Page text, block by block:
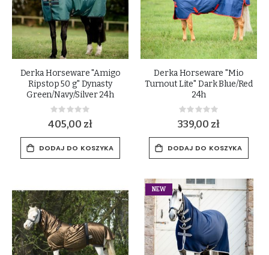
Derka Horseware "Amigo
Ripstop 50 g" Dynasty
Green/Navy/Silver 24h
Rating:
0%
405,00 zł
DODAJ DO KOSZYKA
Derka Horseware "Mio
Turnout Lite" Dark Blue/Red
24h
Rating:
0%
339,00 zł
DODAJ DO KOSZYKA
NEW